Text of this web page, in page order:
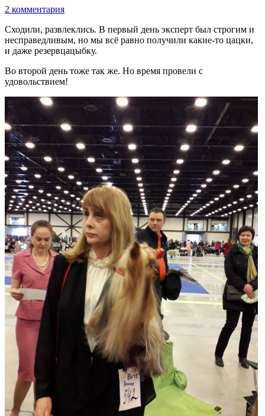
2 комментария
Сходили, развлеклись. В первый день эксперт был строгим и
несправедливым, но мы всё равно получили какие-то цацки,
и даже резервцацыбку.
Во второй день тоже так же. Но время провели с
удовольствием!